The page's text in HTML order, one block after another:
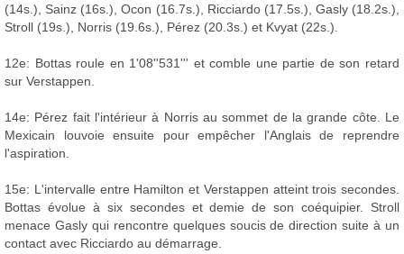
(14s.), Sainz (16s.), Ocon (16.7s.), Ricciardo (17.5s.), Gasly (18.2s.),
Stroll (19s.), Norris (19.6s.), Pérez (20.3s.) et Kvyat (22s.).
12e: Bottas roule en 1'08''531''' et comble une partie de son retard
sur Verstappen.
14e: Pérez fait l'intérieur à Norris au sommet de la grande côte. Le
Mexicain louvoie ensuite pour empêcher l'Anglais de reprendre
l'aspiration.
15e: L'intervalle entre Hamilton et Verstappen atteint trois secondes.
Bottas évolue à six secondes et demie de son coéquipier. Stroll
menace Gasly qui rencontre quelques soucis de direction suite à un
contact avec Ricciardo au démarrage.